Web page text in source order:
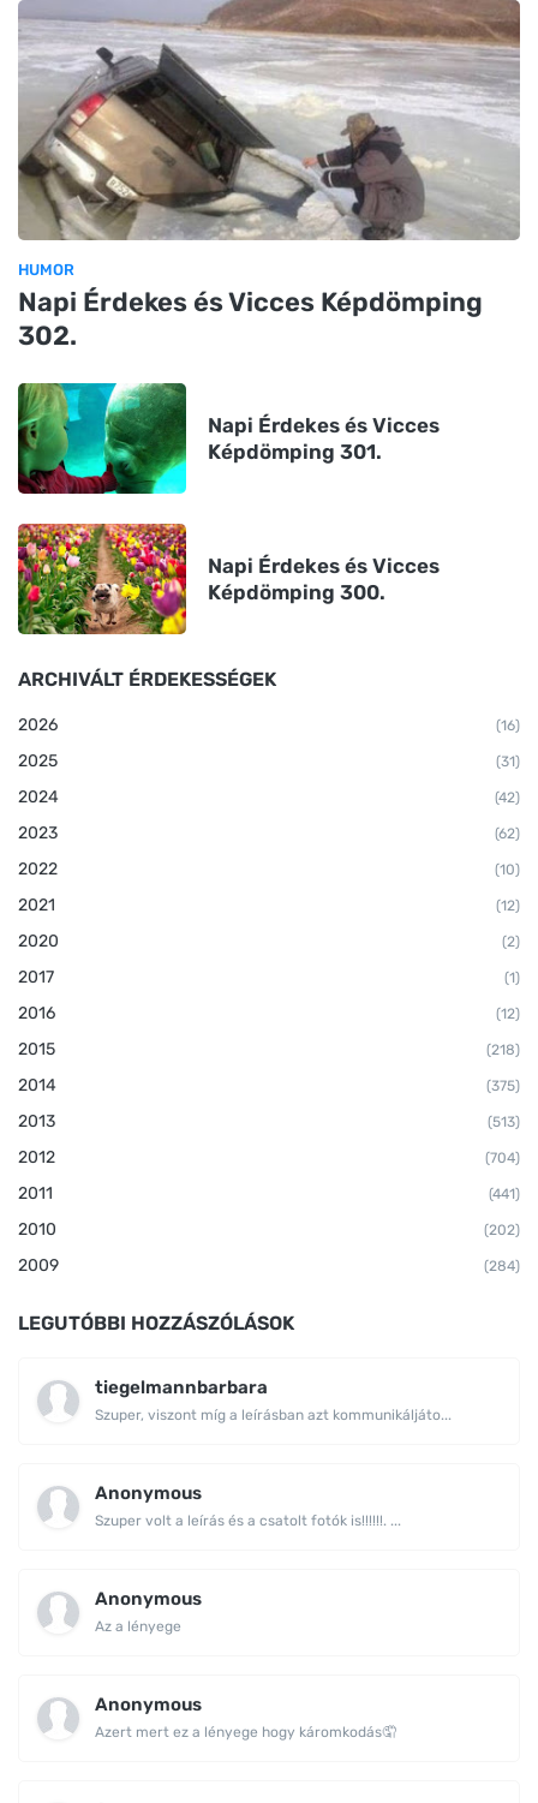
HUMOR
Napi Érdekes és Vicces Képdömping
302.
Napi Érdekes és Vicces
Képdömping 301.
Napi Érdekes és Vicces
Képdömping 300.
ARCHIVÁLT ÉRDEKESSÉGEK
2026 (16)
2025 (31)
2024 (42)
2023 (62)
2022 (10)
2021 (12)
2020 (2)
2017 (1)
2016 (12)
2015 (218)
2014 (375)
2013 (513)
2012 (704)
2011 (441)
2010 (202)
2009 (284)
LEGUTÓBBI HOZZÁSZÓLÁSOK
tiegelmannbarbara
Szuper, viszont míg a leírásban azt kommunikáljáto...
Anonymous
Szuper volt a leírás és a csatolt fotók is!!!!!!. ...
Anonymous
Az a lényege
Anonymous
Azert mert ez a lényege hogy káromkodás🤦